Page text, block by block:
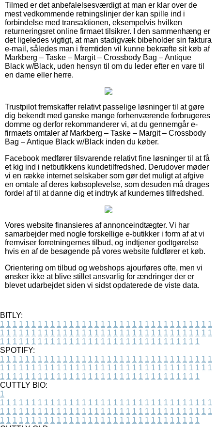
Tilmed er det anbefalelsesværdigt at man er klar over de
mest vedkommende retningslinjer der kan spille ind i
forbindelse med transaktionen, eksempelvis hvilken
returneringsret online firmaet tilsikrer. I den sammenhæng er
det ligeledes vigtigt, at man stadigvæk bibeholder sin faktura
e-mail, således man i fremtiden vil kunne bekræfte sit køb af
Markberg – Taske – Margit – Crossbody Bag – Antique
Black w/Black, uden hensyn til om du leder efter en vare til
en dame eller herre.
Trustpilot fremskaffer relativt passelige løsninger til at gøre
dig bekendt med ganske mange forhenværende forbrugeres
domme og derfor rekommanderer vi, at du gennemgår e-
firmaets omtaler af Markberg – Taske – Margit – Crossbody
Bag – Antique Black w/Black inden du køber.
Facebook medfører tilsvarende relativt fine løsninger til at få
et kig ind i netbutikkens kundetilfredshed. Derudover møder
vi en række internet selskaber som gør det muligt at afgive
en omtale af deres købsoplevelse, som desuden må drages
fordel af til at danne dig et indtryk af kundernes tilfredshed.
Vores website finansieres af annonceindtægter. Vi har
samarbejder med nogle forskellige e-butikker i form af at vi
fremviser forretningernes tilbud, og indtjener godtgørelse
hvis en af de besøgende på vores website fuldfører et køb.
Orientering om tilbud og webshops ajourføres ofte, men vi
ønsker ikke at blive stillet ansvarlig for ændringer der er
blevet udarbejdet siden vi sidst opdaterede de viste data.
BITLY:
1 1 1 1 1 1 1 1 1 1 1 1 1 1 1 1 1 1 1 1 1 1 1 1 1 1 1 1 1 1 1 1 1 1
1 1 1 1 1 1 1 1 1 1 1 1 1 1 1 1 1 1 1 1 1 1 1 1 1 1 1 1 1 1 1 1 1 1
1 1 1 1 1 1 1 1 1 1 1 1 1 1 1 1 1 1 1 1 1 1 1 1 1 1 1 1 1 1 1 1
SPOTIFY:
1 1 1 1 1 1 1 1 1 1 1 1 1 1 1 1 1 1 1 1 1 1 1 1 1 1 1 1 1 1 1 1 1 1
1 1 1 1 1 1 1 1 1 1 1 1 1 1 1 1 1 1 1 1 1 1 1 1 1 1 1 1 1 1 1 1 1 1
1 1 1 1 1 1 1 1 1 1 1 1 1 1 1 1 1 1 1 1 1 1 1 1 1 1 1 1 1 1 1 1
CUTTLY BIO:
1
1 1 1 1 1 1 1 1 1 1 1 1 1 1 1 1 1 1 1 1 1 1 1 1 1 1 1 1 1 1 1 1 1 1
1 1 1 1 1 1 1 1 1 1 1 1 1 1 1 1 1 1 1 1 1 1 1 1 1 1 1 1 1 1 1 1 1 1
1 1 1 1 1 1 1 1 1 1 1 1 1 1 1 1 1 1 1 1 1 1 1 1 1 1 1 1 1 1 1 1